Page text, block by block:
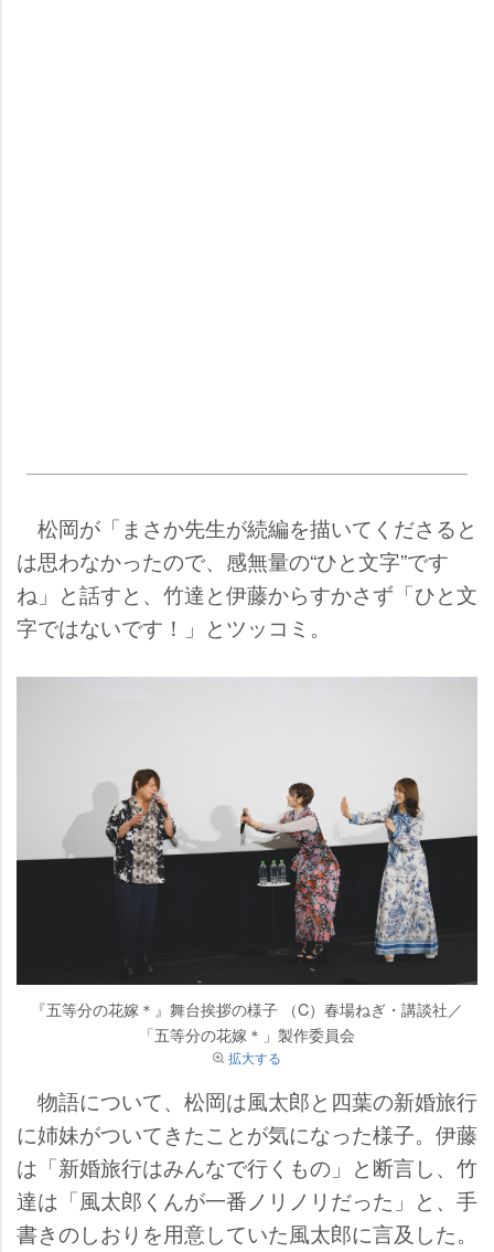
松岡が「まさか先生が続編を描いてくださると
は思わなかったので、感無量の“ひと文字”です
ね」と話すと、竹達と伊藤からすかさず「ひと文
字ではないです！」とツッコミ。
『五等分の花嫁＊』舞台挨拶の様子 （C）春場ねぎ・講談社／
「五等分の花嫁＊」製作委員会
拡大する
物語について、松岡は風太郎と四葉の新婚旅行
に姉妹がついてきたことが気になった様子。伊藤
は「新婚旅行はみんなで行くもの」と断言し、竹
達は「風太郎くんが一番ノリノリだった」と、手
書きのしおりを用意していた風太郎に言及した。